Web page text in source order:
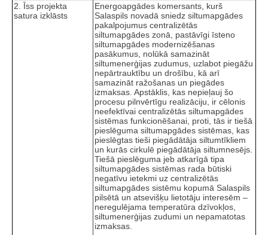
2. Īss projekta
satura izklāsts
Energoapgādes komersants, kurš
Salaspils novadā sniedz siltumapgādes
pakalpojumus centralizētās
siltumapgādes zonā, pastāvīgi īsteno
siltumapgādes modernizēšanas
pasākumus, nolūkā samazināt
siltumenerģijas zudumus, uzlabot piegāžu
nepārtrauktību un drošību, kā arī
samazināt ražošanas un piegādes
izmaksas. Apstāklis, kas nepieļauj šo
procesu pilnvērtīgu realizāciju, ir cēlonis
neefektīvai centralizētās siltumapgādes
sistēmas funkcionēšanai, proti, tās ir tiešā
pieslēguma siltumapgādes sistēmas, kas
pieslēgtas tieši piegādātāja siltumtīkliem
un kurās cirkulē piegādātāja siltumnesējs.
Tiešā pieslēguma jeb atkarīgā tipa
siltumapgādes sistēmas rada būtiski
negatīvu ietekmi uz centralizētās
siltumapgādes sistēmu kopumā Salaspils
pilsētā un atsevišķu lietotāju interesēm –
neregulējama temperatūra dzīvokļos,
siltumenerģijas zudumi un nepamatotas
izmaksas.